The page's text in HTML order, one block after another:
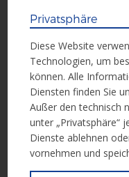
Förderzeitraum:
Weitere
Weitere Informationen
Call Dokument
Privatsphäre
Diese Website
Technologien, um
können. Alle
Diensten finden Sie
Außer den technisch
unter „Privatsphäre“
Dienste ablehnen
vornehmen und